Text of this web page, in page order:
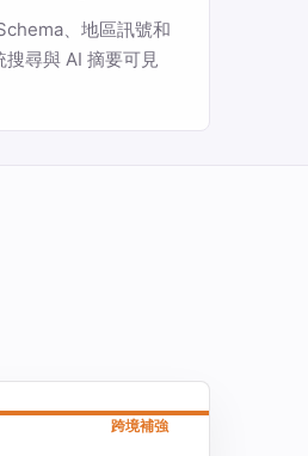
、地區訊號和
尋與 AI 摘要可見
跨境補強